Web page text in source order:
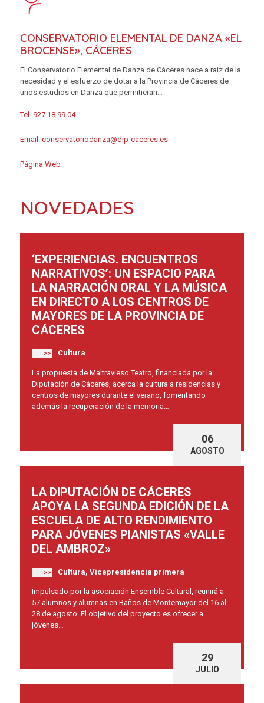
CONSERVATORIO ELEMENTAL DE DANZA «EL
BROCENSE», CÁCERES
El Conservatorio Elemental de Danza de Cáceres nace a raíz de la
necesidad y el esfuerzo de dotar a la Provincia de Cáceres de
unos estudios en Danza que permitieran…
Tel. 927 18 99 04
Email: conservatoriodanza@dip-caceres.es
Página Web
NOVEDADES
‘EXPERIENCIAS. ENCUENTROS
NARRATIVOS’: UN ESPACIO PARA
LA NARRACIÓN ORAL Y LA MÚSICA
EN DIRECTO A LOS CENTROS DE
MAYORES DE LA PROVINCIA DE
CÁCERES
>> Cultura
La propuesta de Maltravieso Teatro, financiada por la
Diputación de Cáceres, acerca la cultura a residencias y
centros de mayores durante el verano, fomentando
además la recuperación de la memoria…
06
AGOSTO
LA DIPUTACIÓN DE CÁCERES
APOYA LA SEGUNDA EDICIÓN DE LA
ESCUELA DE ALTO RENDIMIENTO
PARA JÓVENES PIANISTAS «VALLE
DEL AMBROZ»
>> Cultura, Vicepresidencia primera
Impulsado por la asociación Ensemble Cultural, reunirá a
57 alumnos y alumnas en Baños de Montemayor del 16 al
28 de agosto. El objetivo del proyecto es ofrecer a
jóvenes…
29
JULIO